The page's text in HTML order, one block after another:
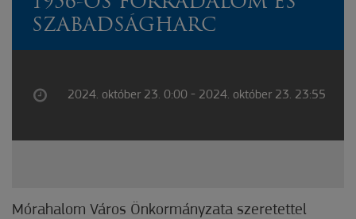
SZABADSÁGHARC
2024. október 23. 0:00 - 2024. október 23. 23:55
Mórahalom Város Önkormányzata szeretettel